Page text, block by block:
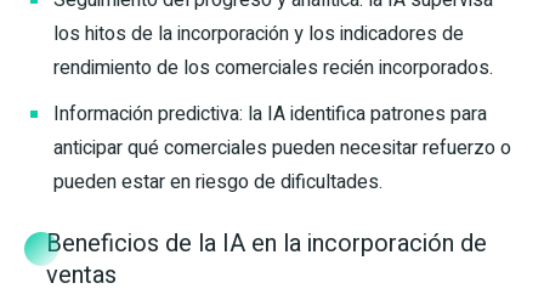
los hitos de la incorporación y los indicadores de
rendimiento de los comerciales recién incorporados.
Información predictiva: la IA identifica patrones para
anticipar qué comerciales pueden necesitar refuerzo o
pueden estar en riesgo de dificultades.
Beneficios de la IA en la incorporación de
ventas